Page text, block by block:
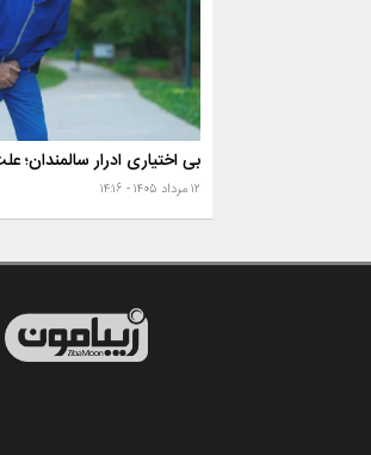
۱۲ مرداد ۱۴۰۵ - ۱۴:۱۶